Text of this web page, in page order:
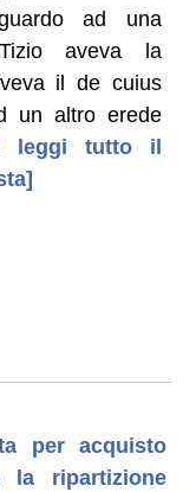
ad una
Tizio aveva la
il de cuius
un altro erede
leggi tutto il
per acquisto
la ripartizione